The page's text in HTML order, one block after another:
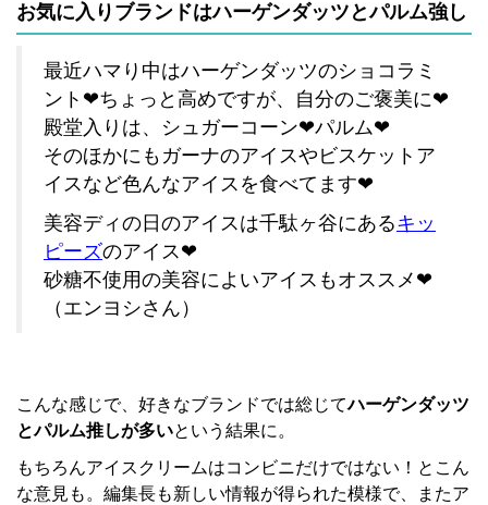
お気に入りブランドはハーゲンダッツとパルム強し
最近ハマり中はハーゲンダッツのショコラミ
ント❤ちょっと高めですが、自分のご褒美に❤
殿堂入りは、シュガーコーン❤パルム❤
そのほかにもガーナのアイスやビスケットア
イスなど色んなアイスを食べてます❤
美容ディの日のアイスは千駄ヶ谷にあるキッ
ピーズのアイス❤
砂糖不使用の美容によいアイスもオススメ❤
（エンヨシさん）
こんな感じで、好きなブランドでは総じてハーゲンダッツ
とパルム推しが多いという結果に。
もちろんアイスクリームはコンビニだけではない！とこん
な意見も。編集長も新しい情報が得られた模様で、またア